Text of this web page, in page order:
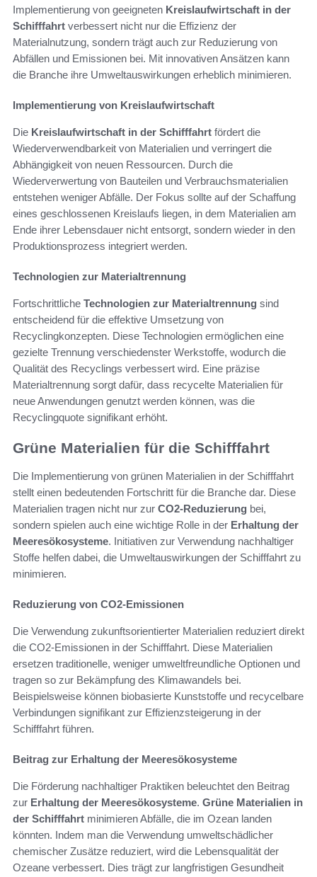
Implementierung von geeigneten Kreislaufwirtschaft in der
Schifffahrt verbessert nicht nur die Effizienz der
Materialnutzung, sondern trägt auch zur Reduzierung von
Abfällen und Emissionen bei. Mit innovativen Ansätzen kann
die Branche ihre Umweltauswirkungen erheblich minimieren.
Implementierung von Kreislaufwirtschaft
Die Kreislaufwirtschaft in der Schifffahrt fördert die
Wiederverwendbarkeit von Materialien und verringert die
Abhängigkeit von neuen Ressourcen. Durch die
Wiederverwertung von Bauteilen und Verbrauchsmaterialien
entstehen weniger Abfälle. Der Fokus sollte auf der Schaffung
eines geschlossenen Kreislaufs liegen, in dem Materialien am
Ende ihrer Lebensdauer nicht entsorgt, sondern wieder in den
Produktionsprozess integriert werden.
Technologien zur Materialtrennung
Fortschrittliche Technologien zur Materialtrennung sind
entscheidend für die effektive Umsetzung von
Recyclingkonzepten. Diese Technologien ermöglichen eine
gezielte Trennung verschiedenster Werkstoffe, wodurch die
Qualität des Recyclings verbessert wird. Eine präzise
Materialtrennung sorgt dafür, dass recycelte Materialien für
neue Anwendungen genutzt werden können, was die
Recyclingquote signifikant erhöht.
Grüne Materialien für die Schifffahrt
Die Implementierung von grünen Materialien in der Schifffahrt
stellt einen bedeutenden Fortschritt für die Branche dar. Diese
Materialien tragen nicht nur zur CO2-Reduzierung bei,
sondern spielen auch eine wichtige Rolle in der Erhaltung der
Meeresökosysteme. Initiativen zur Verwendung nachhaltiger
Stoffe helfen dabei, die Umweltauswirkungen der Schifffahrt zu
minimieren.
Reduzierung von CO2-Emissionen
Die Verwendung zukunftsorientierter Materialien reduziert direkt
die CO2-Emissionen in der Schifffahrt. Diese Materialien
ersetzen traditionelle, weniger umweltfreundliche Optionen und
tragen so zur Bekämpfung des Klimawandels bei.
Beispielsweise können biobasierte Kunststoffe und recycelbare
Verbindungen signifikant zur Effizienzsteigerung in der
Schifffahrt führen.
Beitrag zur Erhaltung der Meeresökosysteme
Die Förderung nachhaltiger Praktiken beleuchtet den Beitrag
zur Erhaltung der Meeresökosysteme. Grüne Materialien in
der Schifffahrt minimieren Abfälle, die im Ozean landen
könnten. Indem man die Verwendung umweltschädlicher
chemischer Zusätze reduziert, wird die Lebensqualität der
Ozeane verbessert. Dies trägt zur langfristigen Gesundheit